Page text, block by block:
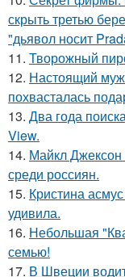
скрыть третью
"дьявол носит
11. Творожный
12. Настоящий
похвасталась
13. Два года
View.
14. Майкл
среди россиян.
15. Кристина
удивила.
16. Небольшая
семью!
17. В Швеции